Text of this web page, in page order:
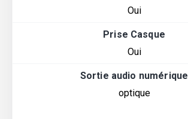
Oui
Prise Casque
Oui
Sortie audio numérique
optique